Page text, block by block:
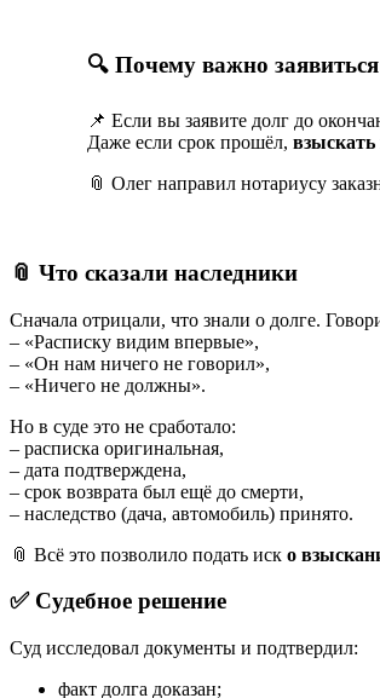
🔍 Почему важно
📌 Если вы заявите долг до
Даже если срок прошёл,
📎 Олег направил нотариусу
📎 Что сказали наследники
Сначала отрицали, что знали о долге.
– «Расписку видим впервые»,
– «Он нам ничего не говорил»,
– «Ничего не должны».
Но в суде это не сработало:
– расписка оригинальная,
– дата подтверждена,
– срок возврата был ещё до смерти,
– наследство (дача, автомобиль) принято.
📎 Всё это позволило подать иск о
✅ Судебное решение
Суд исследовал документы и подтвердил:
факт долга доказан;